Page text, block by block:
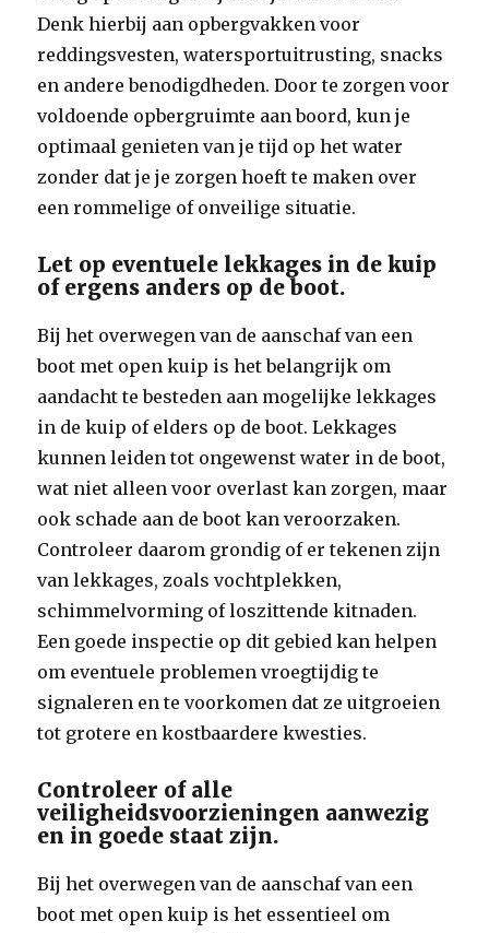
Denk hierbij aan opbergvakken voor
reddingsvesten, watersportuitrusting, snacks
en andere benodigdheden. Door te zorgen voor
voldoende opbergruimte aan boord, kun je
optimaal genieten van je tijd op het water
zonder dat je je zorgen hoeft te maken over
een rommelige of onveilige situatie.
Let op eventuele lekkages in de kuip
of ergens anders op de boot.
Bij het overwegen van de aanschaf van een
boot met open kuip is het belangrijk om
aandacht te besteden aan mogelijke lekkages
in de kuip of elders op de boot. Lekkages
kunnen leiden tot ongewenst water in de boot,
wat niet alleen voor overlast kan zorgen, maar
ook schade aan de boot kan veroorzaken.
Controleer daarom grondig of er tekenen zijn
van lekkages, zoals vochtplekken,
schimmelvorming of loszittende kitnaden.
Een goede inspectie op dit gebied kan helpen
om eventuele problemen vroegtijdig te
signaleren en te voorkomen dat ze uitgroeien
tot grotere en kostbaardere kwesties.
Controleer of alle
veiligheidsvoorzieningen aanwezig
en in goede staat zijn.
Bij het overwegen van de aanschaf van een
boot met open kuip is het essentieel om